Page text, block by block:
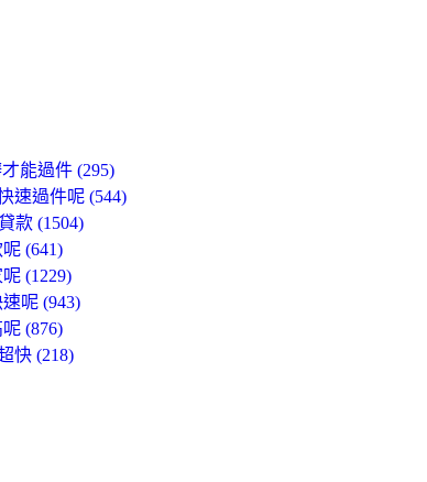
能過件 (295)
速過件呢 (544)
款 (1504)
(641)
(1229)
呢 (943)
(876)
快 (218)